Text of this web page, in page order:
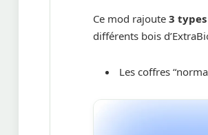
Ce mod rajoute 3
différents bois
Les coffres